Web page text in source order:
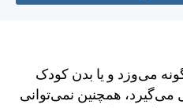
می‌وزد و يا بدن كودک
همچنين نمی‌توانی